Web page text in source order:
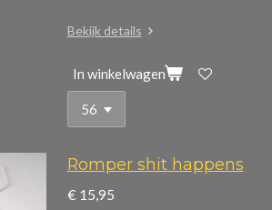
Bekijk details
In winkelwagen
Romper shit happens
€ 15,95